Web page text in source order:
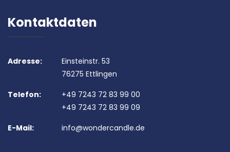
Kontaktdaten
Adresse:
Einsteinstr. 53
76275 Ettlingen
Telefon:
+49 7243 72 83 99 00
+49 7243 72 83 99 09
E-Mail:
info@wondercandle.de